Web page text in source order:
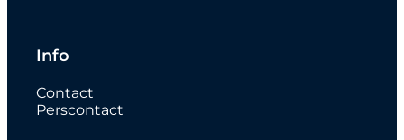
Info
Contact
Perscontact